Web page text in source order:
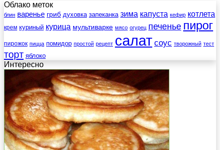
Облако меток
блин варенье гриб духовка запеканка зима капуста кефир котлета
крем куриный курица мультиварке мясо огурец печенье пирог
пирожок пицца помидор простой рецепт салат соус творожный тест
торт яблоко
Интересно